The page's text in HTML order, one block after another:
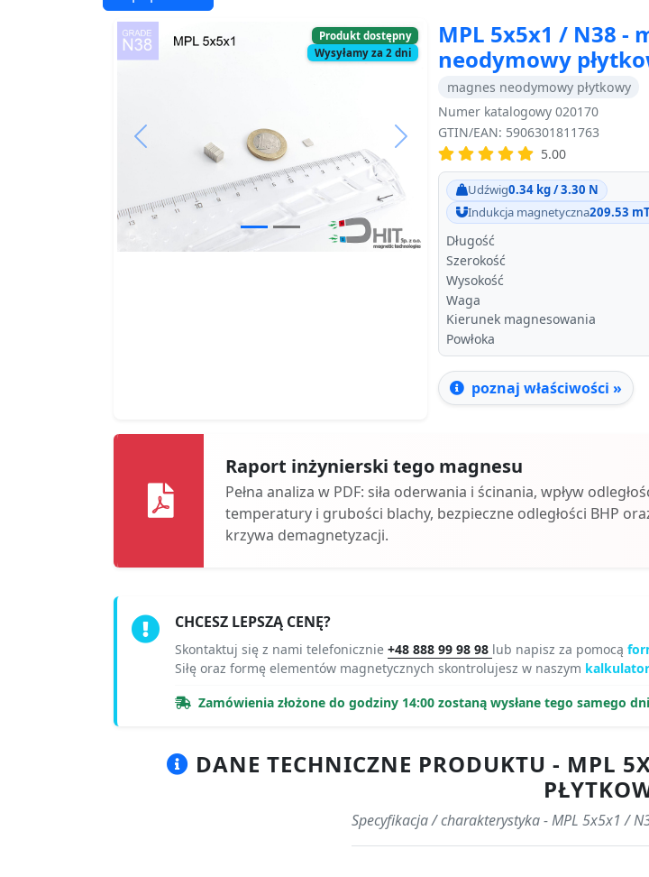
Produkt dostępny
Wysyłamy za 2 dni
Next
MPL 5x5x1 / N38 -
neodymowy
magnes neodymowy płytkowy
Numer katalogowy 020170
GTIN/EAN: 5906301811763
5.00
Udźwig0.34 kg / 3.30 N
Indukcja magnetyczna209.53
Długość
Szerokość
Wysokość
Waga
Kierunek magnesowania
Powłoka
poznaj właściwości »
Raport inżynierski tego magnesu
Pełna analiza w PDF: siła oderwania i ścinania, wpływ
temperatury i grubości blachy, bezpieczne odległości BHP
krzywa demagnetyzacji.
CHCESZ LEPSZĄ CENĘ?
Skontaktuj się z nami telefonicznie +48 888 99 98 98 lub napisz za pomocą
Siłę oraz formę elementów magnetycznych skontrolujesz w naszym
Zamówienia złożone do godziny 14:00 zostaną wysłane tego samego
DANE TECHNICZNE PRODUKTU - MPL
Specyfikacja / charakterystyka - MPL 5x5x1 /